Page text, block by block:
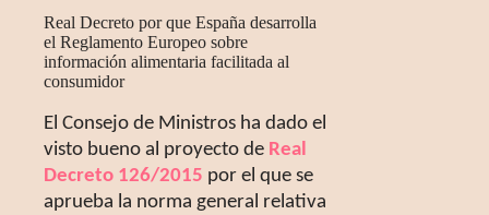
Real Decreto por que España desarrolla
el Reglamento Europeo sobre
información alimentaria facilitada al
consumidor
El Consejo de Ministros ha dado el
visto bueno al proyecto de Real
Decreto 126/2015 por el que se
aprueba la norma general relativa